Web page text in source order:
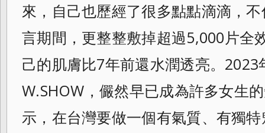
來，自己也歷經了很多點點滴滴，
言期間，更整整敷掉超過5,000片全
己的肌膚比7年前還水潤透亮。 2023
W.SHOW，儼然早已成為許多女生
示， 在台灣要做一個有氣質、有獨